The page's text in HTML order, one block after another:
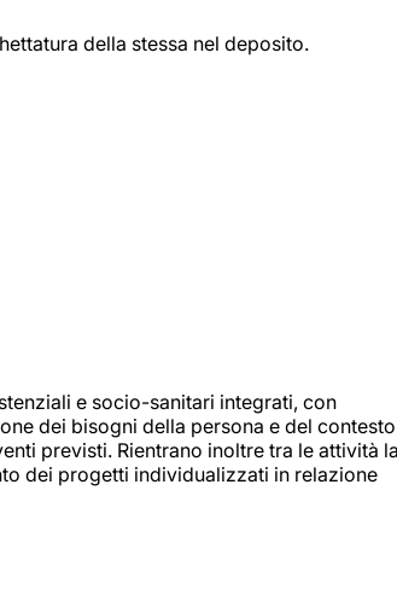
della stessa nel deposito.
e socio-sanitari integrati, con
dei bisogni della persona e del contesto
previsti. Rientrano inoltre tra le attività
dei progetti individualizzati in relazione